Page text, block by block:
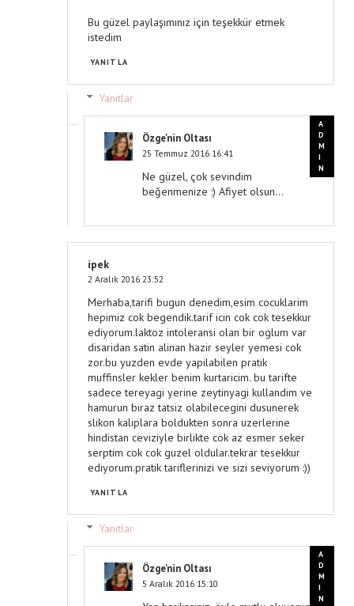
Bu güzel paylaşımınız için teşekkür etmek
istedim
YANITLA
Yanıtlar
Özge'nin Oltası
25 Temmuz 2016 16:41
Ne güzel, çok sevindim
beğenmenize :) Afiyet olsun...
ipek
2 Aralık 2016 23:52
Merhaba,tarifi bugun denedim,esim cocuklarim
hepimiz cok begendik.tarif icin cok cok tesekkur
ediyorum.laktoz intoleransi olan bir oglum var
disaridan satin alinan hazir seyler yemesi cok
zor.bu yuzden evde yapilabilen pratik
muffinsler kekler benim kurtaricim. bu tarifte
sadece tereyagi yerine zeytinyagi kullandim ve
hamurun biraz tatsiz olabilecegini dusunerek
slikon kaliplara boldukten sonra uzerlerine
hindistan ceviziyle birlikte cok az esmer seker
serptim cok cok guzel oldular.tekrar tesekkur
ediyorum.pratik tariflerinizi ve sizi seviyorum :))
YANITLA
Yanıtlar
Özge'nin Oltası
5 Aralık 2016 15:10